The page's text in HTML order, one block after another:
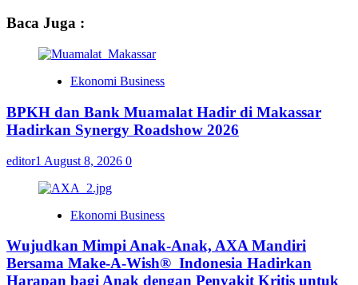
Baca Juga :
Ekonomi Business
BPKH dan Bank Muamalat Hadir di Makassar
Hadirkan Synergy Roadshow 2026
editor1 August 8, 2026 0
Ekonomi Business
Wujudkan Mimpi Anak-Anak, AXA Mandiri
Bersama Make-A-Wish® Indonesia Hadirkan
Harapan bagi Anak dengan Penyakit Kritis untuk